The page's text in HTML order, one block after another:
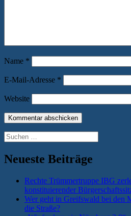
Name *
E-Mail-Adresse *
Website
Suchen
nach:
Neueste Beiträge
Rechte Trümmertruppe IBG
konstituierender
Wer geht in Greifswald bei den
die Straße?